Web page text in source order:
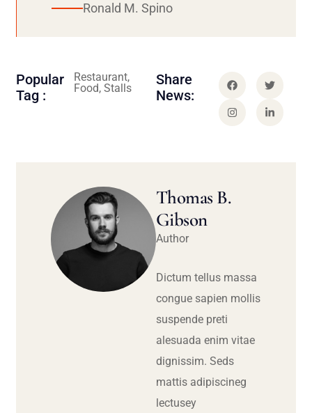
Ronald M. Spino
Popular
Tag :
Restaurant,
Food, Stalls
Share
News:
Thomas B.
Gibson
Author
Dictum tellus massa
congue sapien mollis
suspende preti
alesuada enim vitae
dignissim. Seds
mattis adipiscineg
lectusey